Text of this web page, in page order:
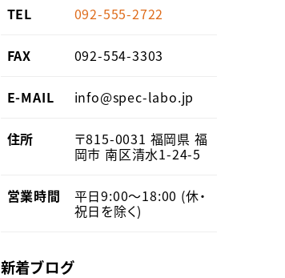
TEL 092-555-2722
FAX 092-554-3303
E-MAIL info@spec-labo.jp
住所 〒815-0031 福岡県 福
岡市 南区清水1-24-5
営業時間 平日9:00〜18:00 (休・
祝日を除く)
新着ブログ